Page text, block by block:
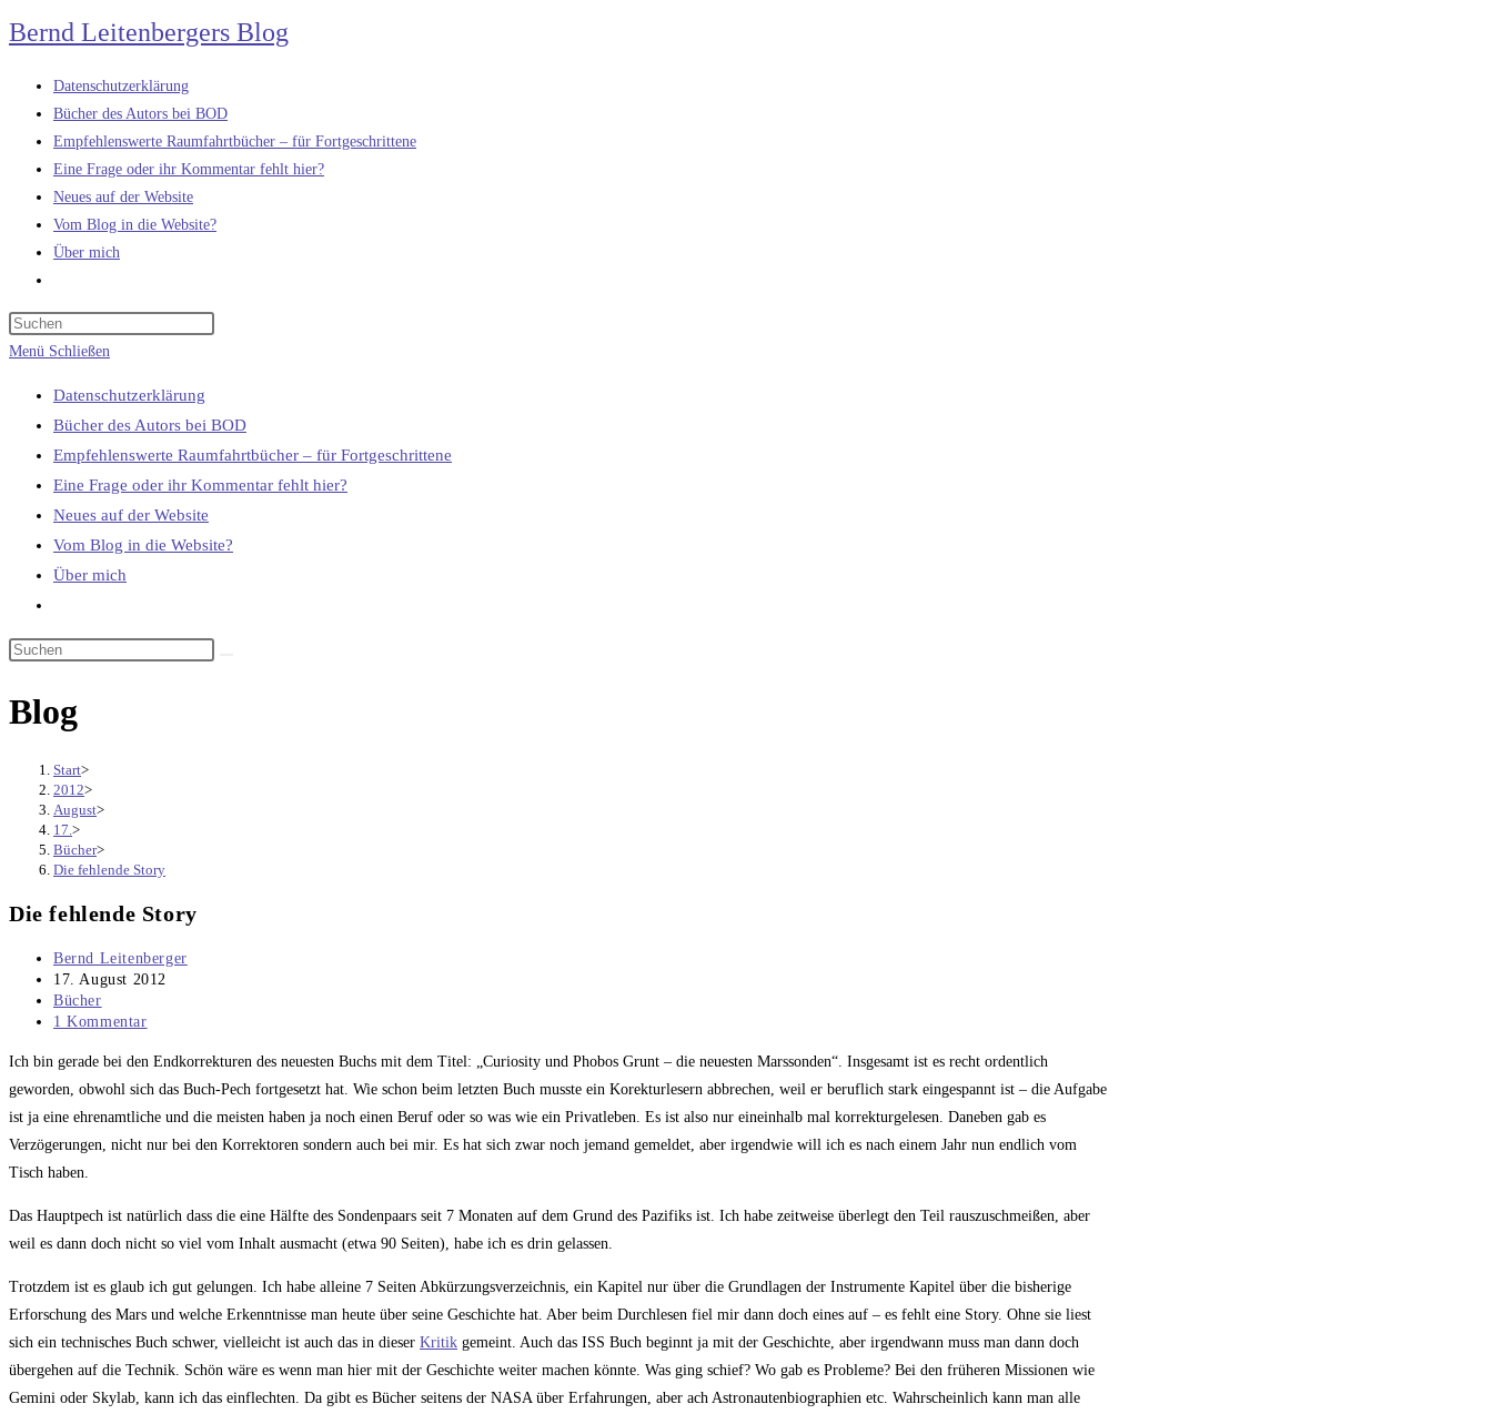
Zum
Inhalt
springen
Bernd Leitenbergers Blog
Datenschutzerklärung
Bücher des Autors bei BOD
Empfehlenswerte Raumfahrtbücher – für Fortgeschrittene
Eine Frage oder ihr Kommentar fehlt hier?
Neues auf der Website
Vom Blog in die Website?
Über mich
umschalten
Menü Schließen
Datenschutzerklärung
Bücher des Autors bei BOD
Empfehlenswerte Raumfahrtbücher – für Fortgeschrittene
Eine Frage oder ihr Kommentar fehlt hier?
Neues auf der Website
Vom Blog in die Website?
Über mich
umschalten
Blog
Start>
2012>
August>
17. >
Bücher>
Die fehlende Story
Die fehlende Story
Beitrags-
Autor:
Bernd Leitenberger
Beitrag
veröffentlicht:
17. August 2012
Beitrags-
Kategorie:
Bücher
Beitrags-
1 Kommentar
Ich bin gerade bei den Endkorrekturen des neuesten Buchs mit dem Titel: „Curiosity und Phobos Grunt – die neuesten Marssonden“. Insgesamt ist es recht ordentlich
geworden, obwohl sich das Buch-Pech fortgesetzt hat. Wie schon beim letzten Buch musste ein Korekturlesern abbrechen, weil er beruflich stark eingespannt ist – die Aufgabe
ist ja eine ehrenamtliche und die meisten haben ja noch einen Beruf oder so was wie ein Privatleben. Es ist also nur eineinhalb mal korrekturgelesen. Daneben gab es
Verzögerungen, nicht nur bei den Korrektoren sondern auch bei mir. Es hat sich zwar noch jemand gemeldet, aber irgendwie will ich es nach einem Jahr nun endlich vom
Tisch haben.
Das Hauptpech ist natürlich dass die eine Hälfte des Sondenpaars seit 7 Monaten auf dem Grund des Pazifiks ist. Ich habe zeitweise überlegt den Teil rauszuschmeißen, aber
weil es dann doch nicht so viel vom Inhalt ausmacht (etwa 90 Seiten), habe ich es drin gelassen.
Trotzdem ist es glaub ich gut gelungen. Ich habe alleine 7 Seiten Abkürzungsverzeichnis, ein Kapitel nur über die Grundlagen der Instrumente Kapitel über die bisherige
Erforschung des Mars und welche Erkenntnisse man heute über seine Geschichte hat. Aber beim Durchlesen fiel mir dann doch eines auf – es fehlt eine Story. Ohne sie liest
sich ein technisches Buch schwer, vielleicht ist auch das in dieser Kritik gemeint. Auch das ISS Buch beginnt ja mit der Geschichte, aber irgendwann muss man dann doch
übergehen auf die Technik. Schön wäre es wenn man hier mit der Geschichte weiter machen könnte. Was ging schief? Wo gab es Probleme? Bei den früheren Missionen wie
Gemini oder Skylab, kann ich das einflechten. Da gibt es Bücher seitens der NASA über Erfahrungen, aber ach Astronautenbiographien etc. Wahrscheinlich kann man alle